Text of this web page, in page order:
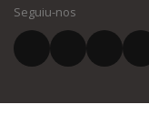
El vostre correu
Seguiu-nos